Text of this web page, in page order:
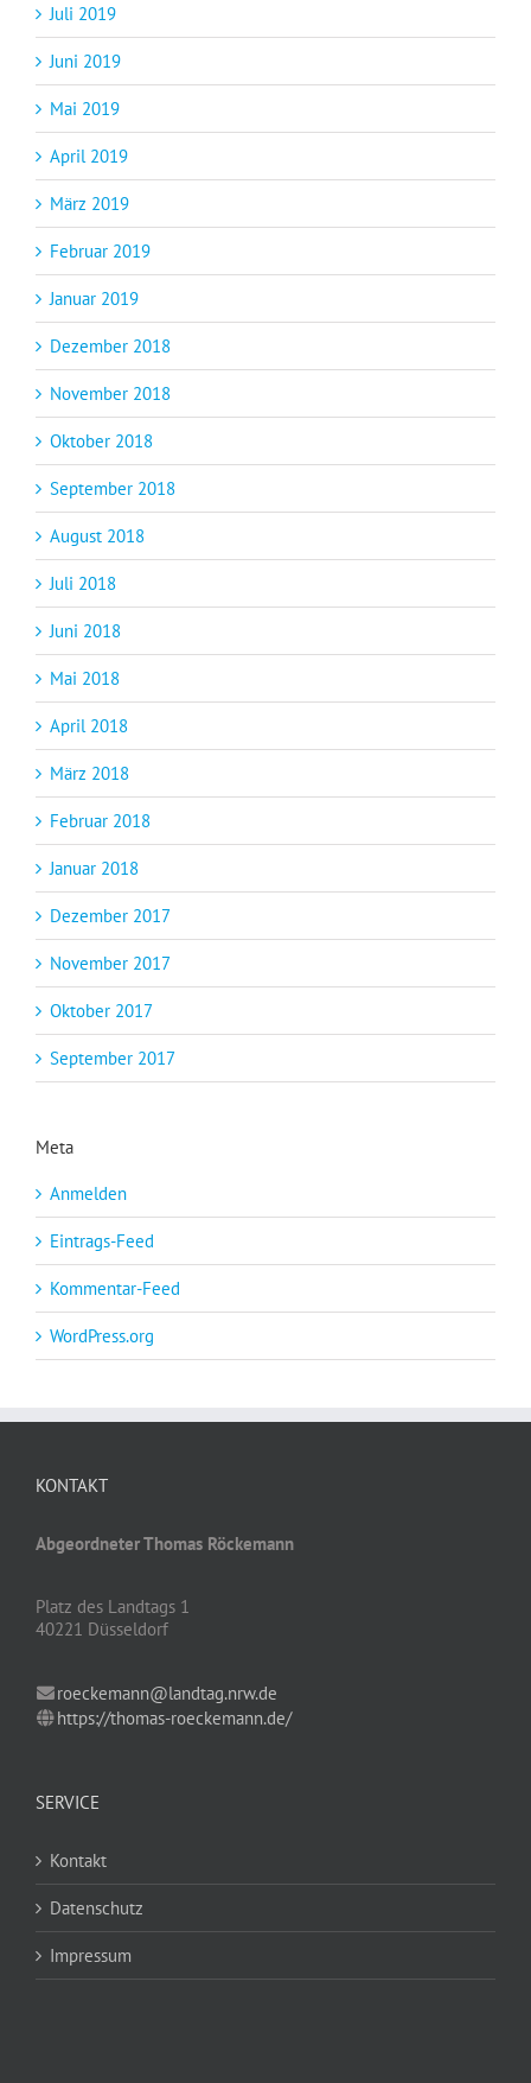
Juli 2019
Juni 2019
Mai 2019
April 2019
März 2019
Februar 2019
Januar 2019
Dezember 2018
November 2018
Oktober 2018
September 2018
August 2018
Juli 2018
Juni 2018
Mai 2018
April 2018
März 2018
Februar 2018
Januar 2018
Dezember 2017
November 2017
Oktober 2017
September 2017
Meta
Anmelden
Eintrags-Feed
Kommentar-Feed
WordPress.org
KONTAKT
Abgeordneter Thomas Röckemann
Platz des Landtags 1
40221 Düsseldorf
roeckemann@landtag.nrw.de
https://thomas-roeckemann.de/
SERVICE
Kontakt
Datenschutz
Impressum